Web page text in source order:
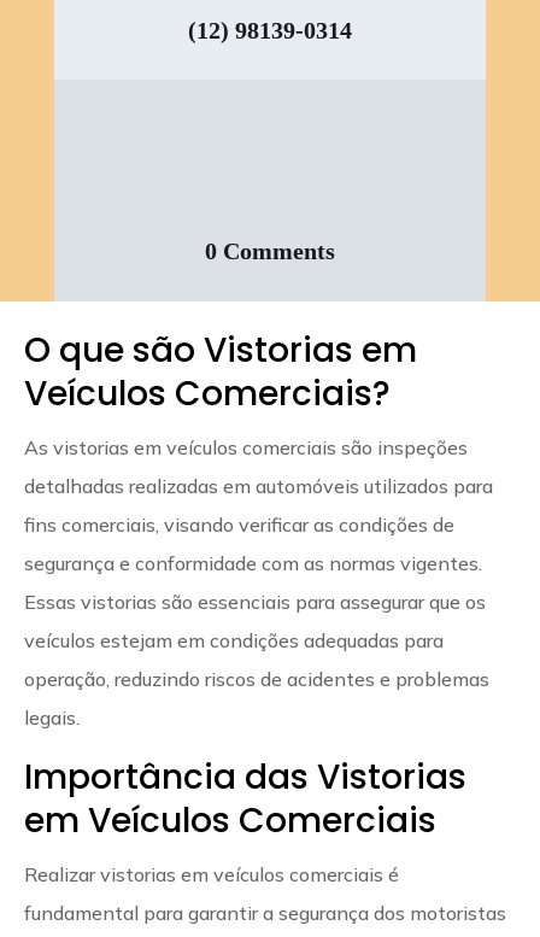
(12) 98139-0314
0 Comments
O que são Vistorias em
Veículos Comerciais?
As vistorias em veículos comerciais são inspeções
detalhadas realizadas em automóveis utilizados para
fins comerciais, visando verificar as condições de
segurança e conformidade com as normas vigentes.
Essas vistorias são essenciais para assegurar que os
veículos estejam em condições adequadas para
operação, reduzindo riscos de acidentes e problemas
legais.
Importância das Vistorias
em Veículos Comerciais
Realizar vistorias em veículos comerciais é
fundamental para garantir a segurança dos motoristas